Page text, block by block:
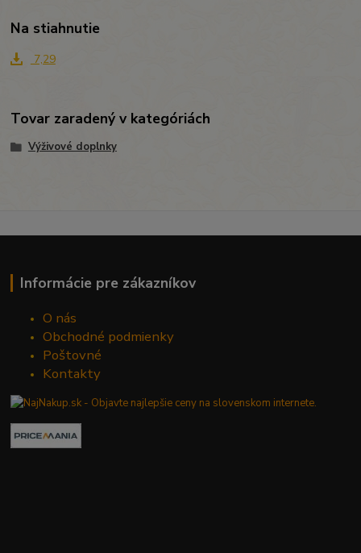
Na stiahnutie
7,29
Tovar zaradený v kategóriách
Výživové doplnky
Informácie pre zákazníkov
O nás
Obchodné podmienky
Poštovné
Kontakty